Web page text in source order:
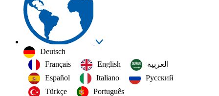
Deutsch
Français
English
العربية‏
Español
Italiano
Русский
Türkçe
Português